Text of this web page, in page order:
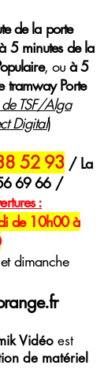
de la porte
5 minutes de la
, ouà 5
tramway Porte
TSF/Alga
Digital)
52 93 / La
69 66/
:
de 10h00 à
dimanche
Vidéoest
de matériel